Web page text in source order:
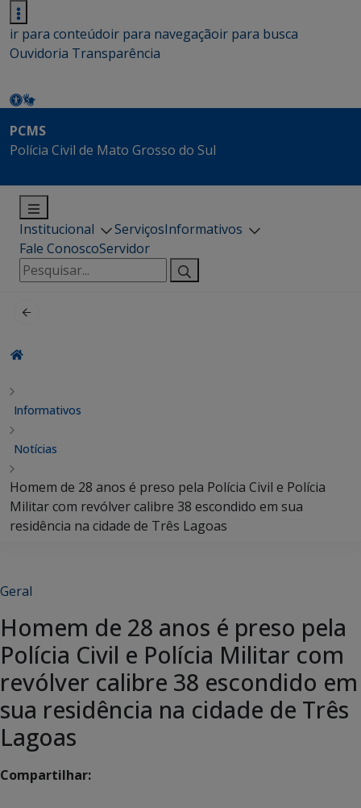
ir para conteúdoir para navegaçãoir para busca
Ouvidoria Transparência
PCMS
Polícia Civil de Mato Grosso do Sul
Institucional ServiçosInformativos
Fale ConoscoServidor
Pesquisar
por:
Informativos
Notícias
Homem de 28 anos é preso pela Polícia Civil e Polícia
Militar com revólver calibre 38 escondido em sua
residência na cidade de Três Lagoas
Geral
Homem de 28 anos é preso pela
Polícia Civil e Polícia Militar com
revólver calibre 38 escondido em
sua residência na cidade de Três
Lagoas
Compartilhar: